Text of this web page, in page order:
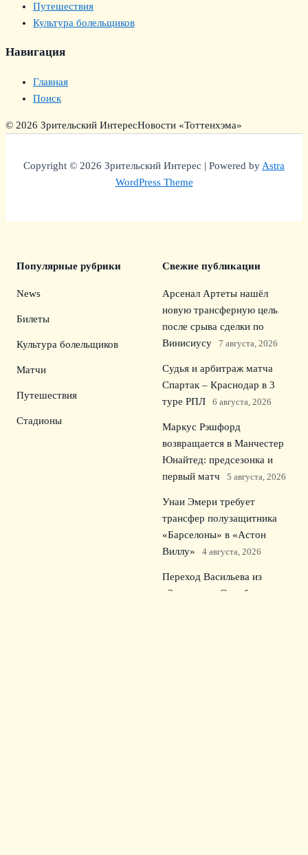
Путешествия
Культура болельщиков
Навигация
Главная
Поиск
© 2026 Зрительский ИнтересНовости «Тоттенхэма»
Copyright © 2026 Зрительский Интерес | Powered byAstra
WordPress Theme
Популярные рубрики
News
Билеты
Культура болельщиков
Матчи
Путешествия
Стадионы
Свежие публикации
Арсенал Артеты нашёл
новую трансферную цель
после срыва сделки по
Винисиусу
7 августа, 2026
Судья и арбитраж матча
Спартак – Краснодар в 3
туре РПЛ
6 августа, 2026
Маркус Рэшфорд
возвращается в Манчестер
Юнайтед: предсезонка и
первый матч
5 августа, 2026
Унаи Эмери требует
трансфер полузащитника
«Барселоны» в «Астон
Виллу»
4 августа, 2026
Переход Васильева из
«Зенита» в «Оренбург»: